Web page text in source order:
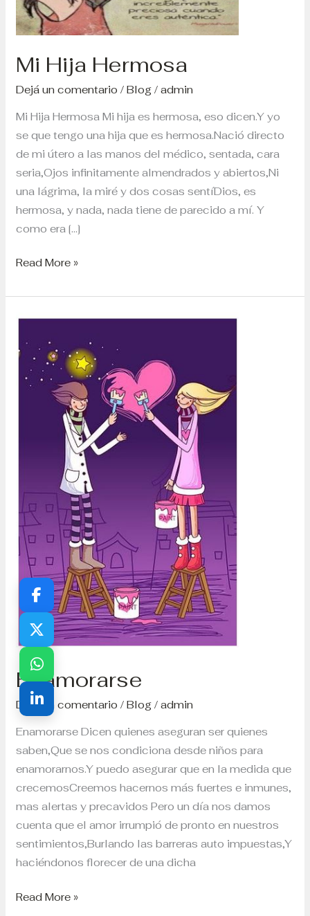
Mi Hija Hermosa
Dejá un comentario /Blog /admin
Mi Hija Hermosa Mi hija es hermosa, eso dicen.Y yo
se que tengo una hija que es hermosa.Nació directo
de mi útero a las manos del médico, sentada, cara
seria,Ojos infinitamente almendrados y abiertos,Ni
una lágrima, la miré y dos cosas sentíDios, es
hermosa, y nada, nada tiene de parecido a mí. Y
como era […]
Read More »
Enamorarse
Dejá un comentario /Blog /admin
Enamorarse Dicen quienes aseguran ser quienes
saben,Que se nos condiciona desde niños para
enamorarnos.Y puedo asegurar que en la medida que
crecemosCreemos hacernos más fuertes e inmunes,
mas alertas y precavidos Pero un día nos damos
cuenta que el amor irrumpió de pronto en nuestros
sentimientos,Burlando las barreras auto impuestas,Y
haciéndonos florecer de una dicha
Enamorarse
Read More »